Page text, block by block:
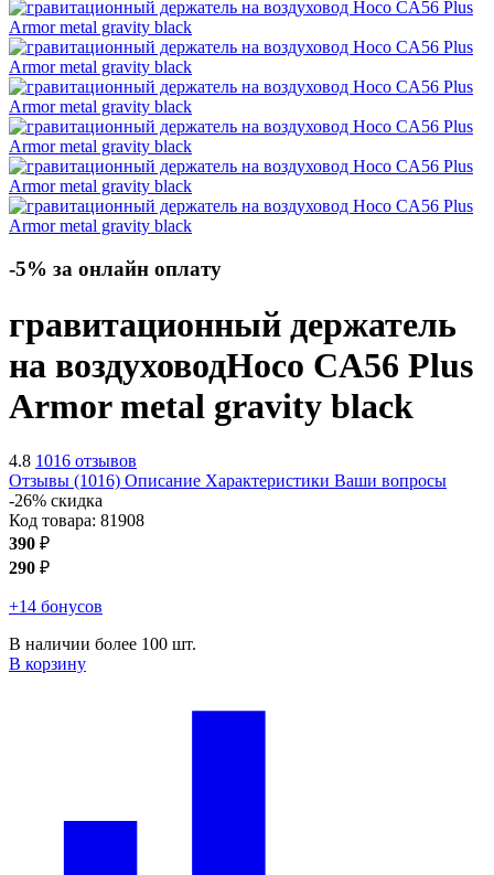
-5% за онлайн оплату
гравитационный держатель
на воздуховодHoco CA56 Plus
Armor metal gravity black
4.8 1016 отзывов
Отзывы (1016) Описание Характеристики Ваши вопросы
-26% скидка
Код товара: 81908
390 ₽
290 ₽
+14 бонусов
В наличии более 100 шт.
В корзину